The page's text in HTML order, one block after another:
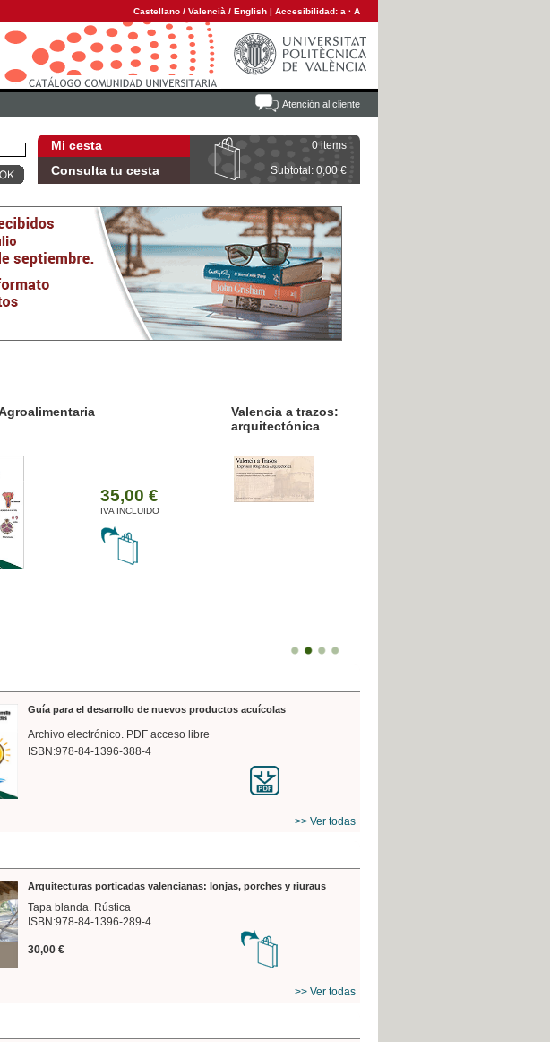
Castellano / Valencià / English | Accesibilidad: a · A
Atención al cliente
Mi cesta 0 items
Consulta tu cesta Subtotal: 0,00 €
Valencia a trazos: expresión poligráfica
Guía para el desarrollo de nuevos productos acuícolas
Archivo electrónico. PDF acceso libre
ISBN:978-84-1396-388-4
>> Ver todas
Arquitecturas porticadas valencianas: lonjas, porches y riuraus
Tapa blanda. Rústica
ISBN:978-84-1396-289-4
30,00 €
>> Ver todas